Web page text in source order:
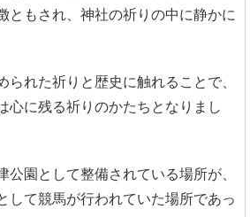
ともされ、神社の祈りの中に静かに
られた祈りと歴史に触れることで、
心に残る祈りのかたちとなりまし
公園として整備されている場所が、
して競馬が行われていた場所であっ